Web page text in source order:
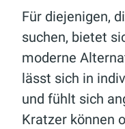
Für diejenigen,
suchen, bietet
moderne
lässt sich in
und fühlt sich
Kratzer können